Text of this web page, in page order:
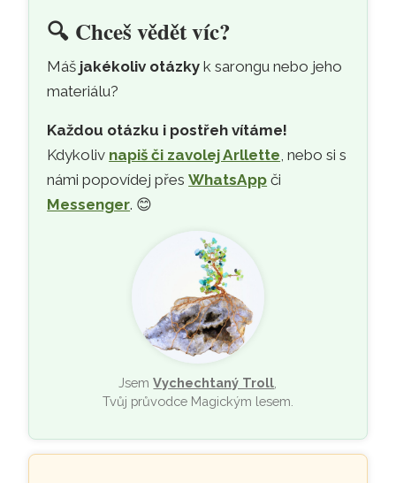
🔍 Chceš vědět víc?
Máš jakékoliv otázky k sarongu nebo jeho
materiálu?
Každou otázku i postřeh vítáme!
Kdykoliv napiš či zavolej Arllette, nebo si s
námi popovídej přesWhatsApp či
Messenger. 😊
JsemVychechtaný Troll
Tvůj průvodce Magickým lesem.